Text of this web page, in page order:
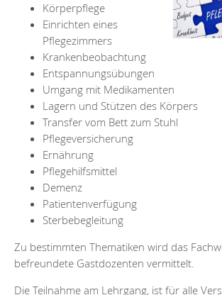
Körperpflege
Einrichten eines
Pflegezimmers
Krankenbeobachtung
Entspannungsübungen
Umgang mit Medikamenten
Lagern und Stützen des Körpers
Transfer vom Bett zum Stuhl
Pflegeversicherung
Ernährung
Pflegehilfsmittel
Demenz
Patientenverfügung
Sterbebegleitung
Zu bestimmten Thematiken wird das
befreundete Gastdozenten vermittelt.
Die Teilnahme am Lehrgang, ist für alle